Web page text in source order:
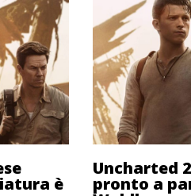
è
Uncharted
pronto a